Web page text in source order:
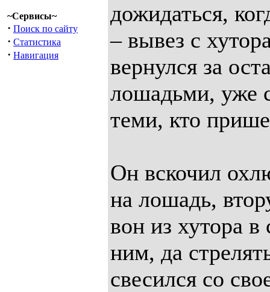
~Сервисы~
· Поиск по сайту
· Статистика
· Навигация
дожидаться,
– вывез с
вернулся за
лошадьми, уже
теми, кто
Он вскочил
на лошадь,
вон из хутора в
ним, да
свесился со